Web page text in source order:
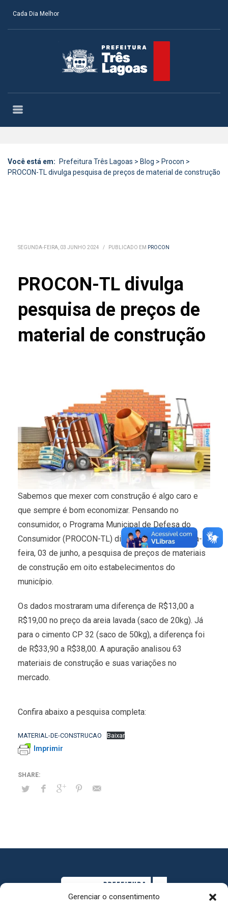
Gerenciar o consentimento
Cada Dia Melhor
Você está em: Prefeitura Três Lagoas > Blog > Procon >
PROCON-TL divulga pesquisa de preços de material de construção
SEGUNDA-FEIRA, 03 JUNHO 2024 / PUBLICADO EM PROCON
PROCON-TL divulga
pesquisa de preços de
material de construção
Sabemos que mexer com construção é algo caro e
que sempre é bom economizar. Pensando no
consumidor, o Programa Municipal de Defesa do
Consumidor (PROCON-TL) divulgou nesta segunda-
feira, 03 de junho, a pesquisa de preços de materiais
de construção em oito estabelecimentos do
município.
Os dados mostraram uma diferença de R$13,00 a
R$19,00 no preço da areia lavada (saco de 20kg). Já
para o cimento CP 32 (saco de 50kg), a diferença foi
de R$33,90 a R$38,00. A apuração analisou 63
materiais de construção e suas variações no
mercado.
Confira abaixo a pesquisa completa:
MATERIAL-DE-CONSTRUCAO Baixar
Imprimir